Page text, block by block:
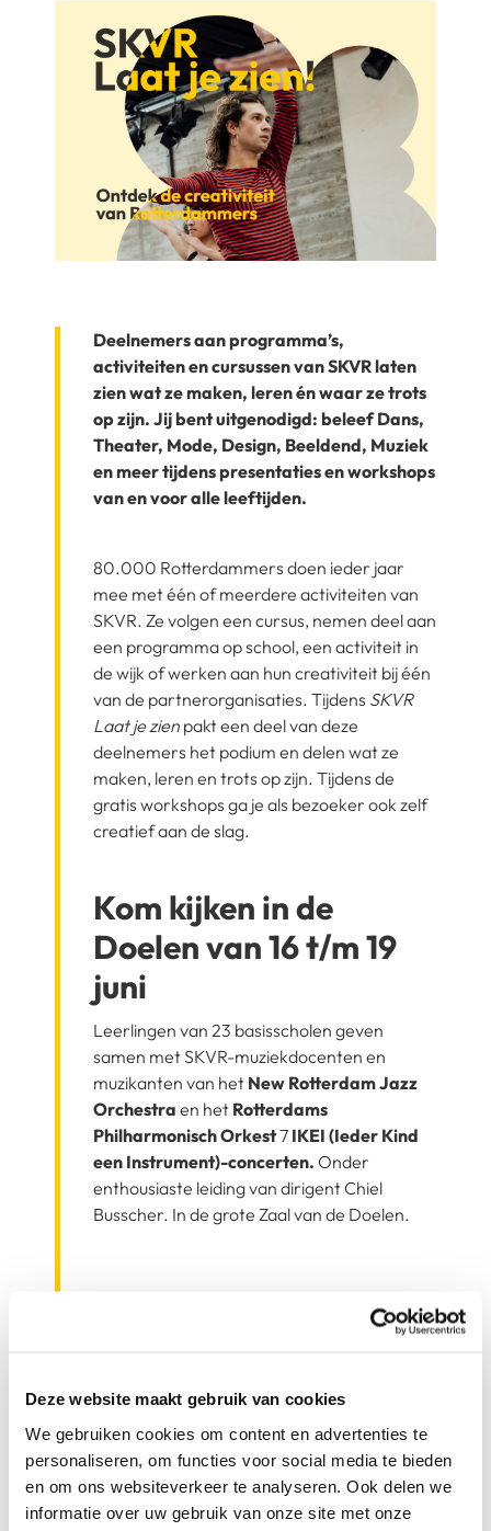
Deze website maakt gebruik van cookies
We gebruiken cookies om content en advertenties te
personaliseren, om functies voor social media te bieden
en om ons websiteverkeer te analyseren. Ook delen we
informatie over uw gebruik van onze site met onze
Deelnemers aan programma’s,
activiteiten en cursussen van SKVR laten
zien wat ze maken, leren én waar ze trots
op zijn. Jij bent uitgenodigd: beleef Dans,
Theater, Mode, Design, Beeldend, Muziek
en meer tijdens presentaties en workshops
van en voor alle leeftijden.
80.000 Rotterdammers doen ieder jaar
mee met één of meerdere activiteiten van
SKVR. Ze volgen een cursus, nemen deel aan
een programma op school, een activiteit in
de wijk of werken aan hun creativiteit bij één
van de partnerorganisaties. Tijdens SKVR
Laat je zien pakt een deel van deze
deelnemers het podium en delen wat ze
maken, leren en trots op zijn. Tijdens de
gratis workshops ga je als bezoeker ook zelf
creatief aan de slag.
Kom kijken in de
Doelen van 16 t/m 19
juni
Leerlingen van 23 basisscholen geven
samen met SKVR-muziekdocenten en
muzikanten van het New Rotterdam Jazz
Orchestra en het Rotterdams
Philharmonisch Orkest7 IKEI (Ieder Kind
een Instrument)-concerten. Onder
enthousiaste leiding van dirigent Chiel
Busscher. In de grote Zaal van de Doelen.
Hillevliet van 20 t/m
28 juni
In De Hillevliet (nummer 90), op Zuid, vieren
we tussen 20 juni en 28 juni de creativiteit
van de Rotterdammers. Op 6 dagen is er